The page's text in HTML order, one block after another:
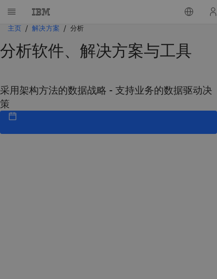
主页 解决方案 分析
分析软件、解决方案与工具
采用架构方法的数据战略 - 支持业务的数据驱动决
策